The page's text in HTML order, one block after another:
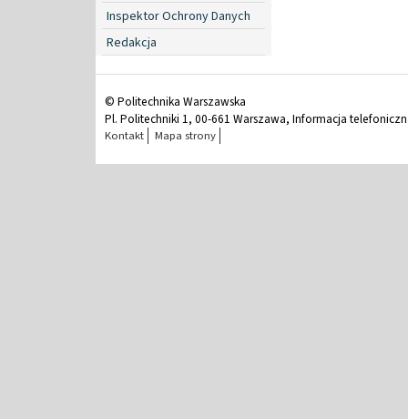
Inspektor Ochrony Danych
Redakcja
© Politechnika Warszawska
Pl. Politechniki 1, 00-661 Warszawa, Informacja
Kontakt Mapa strony